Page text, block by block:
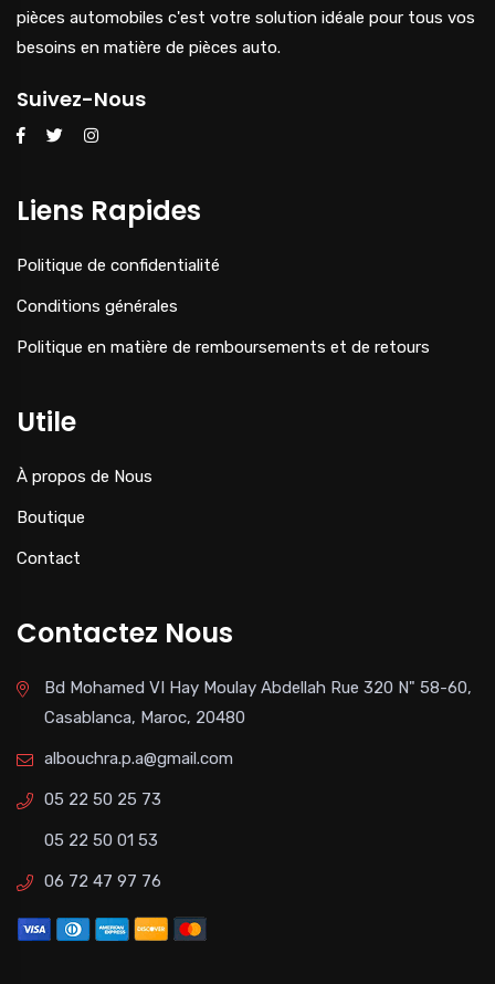
pièces automobiles c'est votre solution idéale pour tous vos
besoins en matière de pièces auto.
Suivez-Nous
Liens Rapides
Politique de confidentialité
Conditions générales
Politique en matière de remboursements et de retours
Utile
À propos de Nous
Boutique
Contact
Contactez Nous
Bd Mohamed VI Hay Moulay Abdellah Rue 320 N" 58-60,
Casablanca, Maroc, 20480
albouchra.p.a@gmail.com
05 22 50 25 73
05 22 50 01 53
06 72 47 97 76